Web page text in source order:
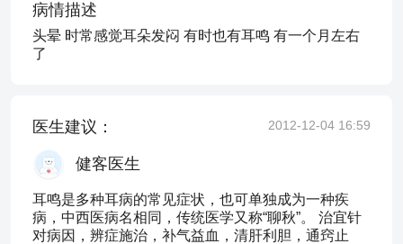
病情描述
头晕 时常感觉耳朵发闷 有时也有耳鸣 有一个月左右
了
医生建议： 2012-12-04 16:59
健客医生
耳鸣是多种耳病的常见症状，也可单独成为一种疾
病，中西医病名相同，传统医学又称“聊秋”。 治宜针
对病因，辨症施治，补气益血，清肝利胆，通窍止